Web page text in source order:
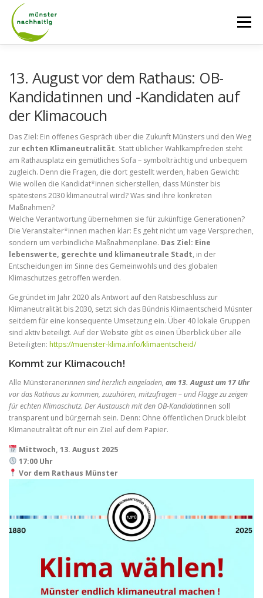
Inhalt
springen
Menü
TAGE DER NACHHALTIGKEIT
13. August vor dem Rathaus: OB-
Kandidatinnen und -Kandidaten auf
der Klimacouch
AM 13. AUGUST WIRD MÜNSTERS „GUTE STUBE“ ZUM SCHAUPLATZ
Das Ziel: Ein offenes Gespräch über die Zukunft Münsters und den Weg
zur echten Klimaneutralität. Statt üblicher Wahlkampfreden steht
am Rathausplatz ein gemütliches Sofa – symbolträchtig und unbequem
zugleich. Denn die Fragen, die dort gestellt werden, haben Gewicht:
Wie wollen die Kandidat*innen sicherstellen, dass Münster bis
spätestens 2030 klimaneutral wird? Was sind ihre konkreten
Maßnahmen?
Welche Verantwortung übernehmen sie für zukünftige Generationen?
Die Veranstalter*innen machen klar: Es geht nicht um vage Versprechen,
sondern um verbindliche Maßnahmenpläne. Das Ziel: Eine
lebenswerte, gerechte und klimaneutrale Stadt, in der
Entscheidungen im Sinne des Gemeinwohls und des globalen
Klimaschutzes getroffen werden.
Gegründet im Jahr 2020 als Antwort auf den Ratsbeschluss zur
Klimaneutralität bis 2030, setzt sich das Bündnis Klimaentscheid Müsnter
seitdem für eine konsequente Umsetzung ein. Über 40 lokale Gruppen
sind aktiv beteiligt. Auf der Website gibt es einen Überblick über alle
Beteiligten: https://muenster-klima.info/klimaentscheid/
Kommt zur Klimacouch!
Alle Münsteranerinnen sind herzlich eingeladen, am 13. August um 17 Uhr
vor das Rathaus zu kommen, zuzuhören, mitzufragen – und Flagge zu zeigen
für echten Klimaschutz. Der Austausch mit den OB-Kandidatinnen soll
transparent und bürgernah sein. Denn: Ohne öffentlichen Druck bleibt
Klimaneutralität oft nur ein Ziel auf dem Papier.
Mittwoch, 13. August 2025
17:00 Uhr
Vor dem Rathaus Münster